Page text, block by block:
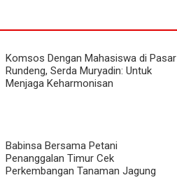
Komsos Dengan Mahasiswa di Pasar
Rundeng, Serda Muryadin: Untuk
Menjaga Keharmonisan
Babinsa Bersama Petani
Penanggalan Timur Cek
Perkembangan Tanaman Jagung